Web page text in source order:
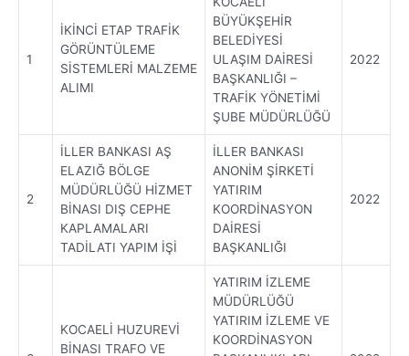
1
İKİNCİ ETAP TRAFİK
GÖRÜNTÜLEME
SİSTEMLERİ MALZEME
ALIMI
BÜYÜKŞEHİR
BELEDİYESİ
ULAŞIM DAİRESİ
BAŞKANLIĞI –
TRAFİK YÖNETİMİ
ŞUBE MÜDÜRLÜĞÜ
2022
2
İLLER BANKASI AŞ
ELAZIĞ BÖLGE
MÜDÜRLÜĞÜ HİZMET
BİNASI DIŞ CEPHE
KAPLAMALARI
TADİLATI YAPIM İŞİ
İLLER BANKASI
ANONİM ŞİRKETİ
YATIRIM
KOORDİNASYON
DAİRESİ
BAŞKANLIĞI
2022
KOCAELİ HUZUREVİ
BİNASI TRAFO VE
YATIRIM İZLEME
MÜDÜRLÜĞÜ
YATIRIM İZLEME VE
KOORDİNASYON